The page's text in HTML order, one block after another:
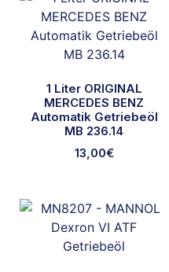
1 Liter ORIGINAL
MERCEDES BENZ
Automatik Getriebeöl
MB 236.14
13,00€